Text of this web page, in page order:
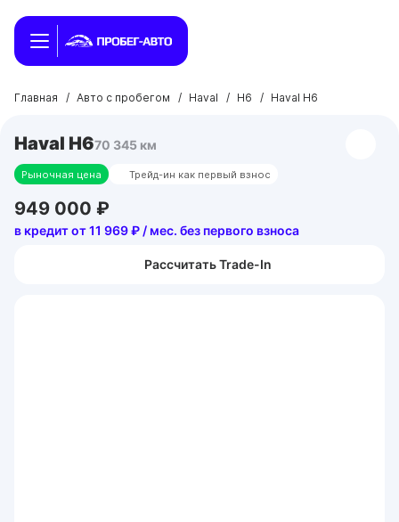
Главная / Авто с пробегом / Haval / H6 / Haval H6
Haval H670 345 км
Рыночная цена Трейд-ин как первый взнос
949 000 ₽
в кредит от 11 969 ₽ / мес. без первого взноса
Рассчитать Trade-In